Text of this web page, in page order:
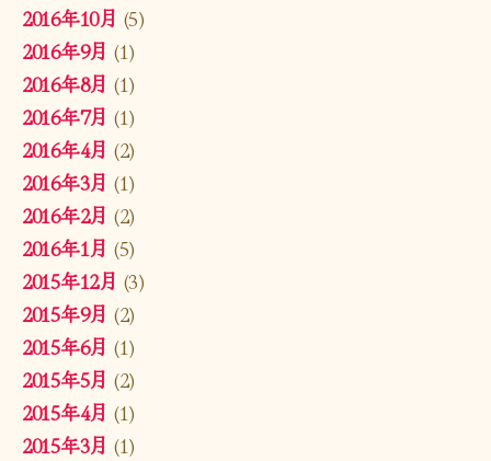
2016年10月 (5)
2016年9月 (1)
2016年8月 (1)
2016年7月 (1)
2016年4月 (2)
2016年3月 (1)
2016年2月 (2)
2016年1月 (5)
2015年12月 (3)
2015年9月 (2)
2015年6月 (1)
2015年5月 (2)
2015年4月 (1)
2015年3月 (1)